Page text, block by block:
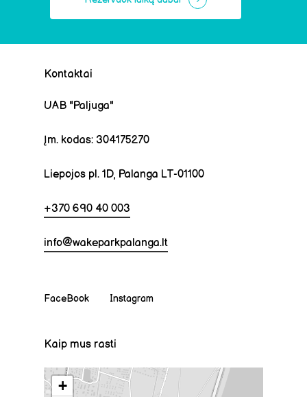
Kontaktai
UAB "Paljuga"
Įm. kodas: 304175270
Liepojos pl. 1D, Palanga LT-01100
+370 690 40 003
info@wakeparkpalanga.lt
FaceBook Instagram
Kaip mus rasti
+